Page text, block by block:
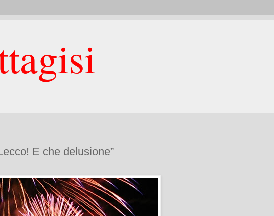
E che delusione”